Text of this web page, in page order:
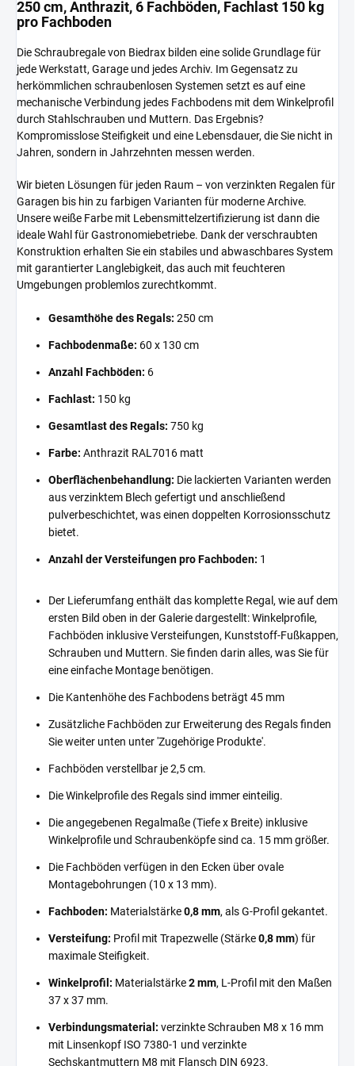
250 cm, Anthrazit, 6 Fachböden, Fachlast 150 kg
pro Fachboden
Die Schraubregale von Biedrax bilden eine solide Grundlage für
jede Werkstatt, Garage und jedes Archiv. Im Gegensatz zu
herkömmlichen schraubenlosen Systemen setzt es auf eine
mechanische Verbindung jedes Fachbodens mit dem Winkelprofil
durch Stahlschrauben und Muttern. Das Ergebnis?
Kompromisslose Steifigkeit und eine Lebensdauer, die Sie nicht in
Jahren, sondern in Jahrzehnten messen werden.
Wir bieten Lösungen für jeden Raum – von verzinkten Regalen für
Garagen bis hin zu farbigen Varianten für moderne Archive.
Unsere weiße Farbe mit Lebensmittelzertifizierung ist dann die
ideale Wahl für Gastronomiebetriebe. Dank der verschraubten
Konstruktion erhalten Sie ein stabiles und abwaschbares System
mit garantierter Langlebigkeit, das auch mit feuchteren
Umgebungen problemlos zurechtkommt.
Gesamthöhe des Regals: 250 cm
Fachbodenmaße: 60 x 130 cm
Anzahl Fachböden: 6
Fachlast: 150 kg
Gesamtlast des Regals: 750 kg
Farbe: Anthrazit RAL7016 matt
Oberflächenbehandlung: Die lackierten Varianten werden
aus verzinktem Blech gefertigt und anschließend
pulverbeschichtet, was einen doppelten Korrosionsschutz
bietet.
Anzahl der Versteifungen pro Fachboden: 1
Der Lieferumfang enthält das komplette Regal, wie auf dem
ersten Bild oben in der Galerie dargestellt: Winkelprofile,
Fachböden inklusive Versteifungen, Kunststoff-Fußkappen,
Schrauben und Muttern. Sie finden darin alles, was Sie für
eine einfache Montage benötigen.
Die Kantenhöhe des Fachbodens beträgt 45 mm
Zusätzliche Fachböden zur Erweiterung des Regals finden
Sie weiter unten unter 'Zugehörige Produkte'.
Fachböden verstellbar je 2,5 cm.
Die Winkelprofile des Regals sind immer einteilig.
Die angegebenen Regalmaße (Tiefe x Breite) inklusive
Winkelprofile und Schraubenköpfe sind ca. 15 mm größer.
Die Fachböden verfügen in den Ecken über ovale
Montagebohrungen (10 x 13 mm).
Fachboden: Materialstärke0,8 mm, als G-Profil gekantet.
Versteifung: Profil mit Trapezwelle (Stärke0,8 mm) für
maximale Steifigkeit.
Winkelprofil: Materialstärke2 mm, L-Profil mit den Maßen
37 x 37 mm.
Verbindungsmaterial: verzinkte Schrauben M8 x 16 mm
mit Linsenkopf ISO 7380-1 und verzinkte
Sechskantmuttern M8 mit Flansch DIN 6923.